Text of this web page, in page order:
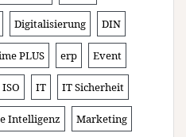
Digitalisierung DIN
PLUS erp Event
ISO IT IT Sicherheit
Intelligenz Marketing